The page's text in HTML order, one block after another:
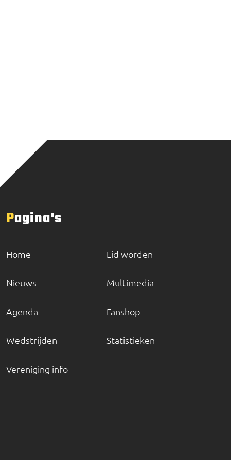
Pagina's
Home
Nieuws
Agenda
Wedstrijden
Vereniging info
Lid worden
Multimedia
Fanshop
Statistieken